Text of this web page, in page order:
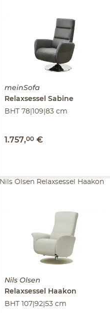
meinSofa
Relaxsessel Sabine
BHT 78|109|83 cm
1.757,00 €
Nils Olsen
Relaxsessel
Haakon
BHT 107|92|53 cm
Nils Olsen Relaxsessel Haakon